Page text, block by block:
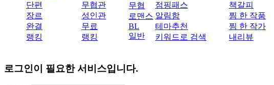
단편
장르
완결
랭킹
무협관
성인관
무료
랭킹
무협
로맨스
BL
일반
점핑패스
알림함
테마추천
키워드로 검색
책갈피
찜 한 작품
찜 한 작가
내리뷰
로그인이 필요한 서비스입니다.